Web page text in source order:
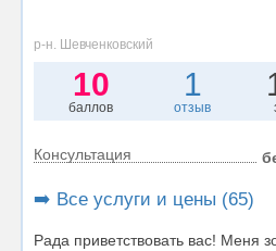
р-н. Шевченковский
10
баллов
1
отзыв
Консультация
➡️ Все услуги и цены (65)
Рада приветствовать вас! Меня